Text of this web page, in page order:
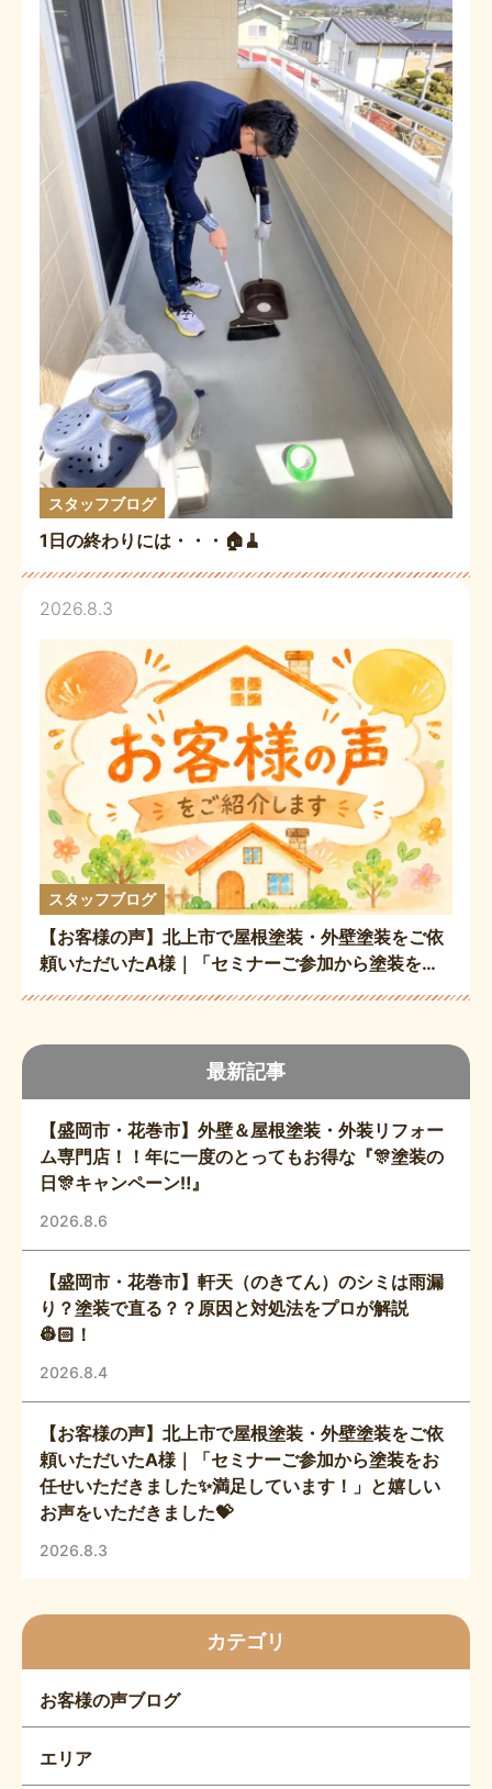
最新記事
【盛岡市・花巻市】外壁＆屋根塗装・外装リフォー
ム専門店！！年に一度のとってもお得な『🎊塗装の
日🎊キャンペーン‼️』
2026.8.6
【盛岡市・花巻市】軒天（のきてん）のシミは雨漏
り？塗装で直る？？原因と対処法をプロが解説
👷🏻！
2026.8.4
【お客様の声】北上市で屋根塗装・外壁塗装をご依
頼いただいたA様｜「セミナーご参加から塗装をお
任せいただきました✨満足しています！」と嬉しい
お声をいただきました💝
2026.8.3
カテゴリ
お客様の声ブログ
エリア
スタッフブログ
1日の終わりには・・・🏠🧹
2026.8.3
スタッフブログ
【お客様の声】北上市で屋根塗装・外壁塗装をご依
頼いただいたA様｜「セミナーご参加から塗装をお